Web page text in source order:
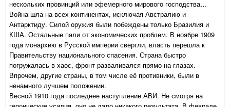
нескольких провинций или эфемерного мирового господства…
Война шла на всех континентах, исключая Австралию и
Антарктиду. Силой оружия были побеждены только Бразилия и
КША. Остальные пали от экономических проблем. В ноябре 1909
года монархию в Русской империи свергли, власть перешла к
Правительству национального спасения. Страна быстро
погружалась в хаос, фронт разваливался прямо на глазах.
Впрочем, другие страны, в том числе её противники, были в
ненамного лучшем положении.
Весной 1910 года последнее наступление АВИ. Не смотря на